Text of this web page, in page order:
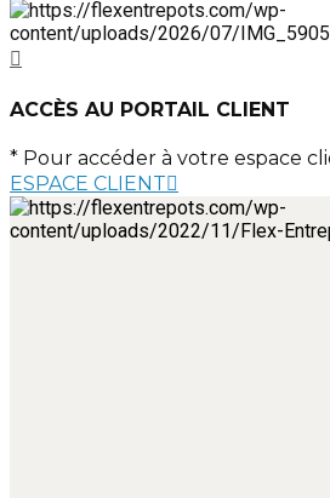
ACCÈS AU PORTAIL CLIENT
* Pour accéder à votre espace
ESPACE CLIENT